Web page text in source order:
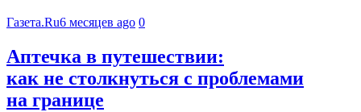
Газета.Ru6 месяцев ago 0
Аптечка в путешествии:
как не столкнуться с проблемами
на границе